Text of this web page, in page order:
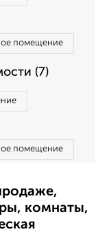
помещение
(7)
помещение
комнаты,